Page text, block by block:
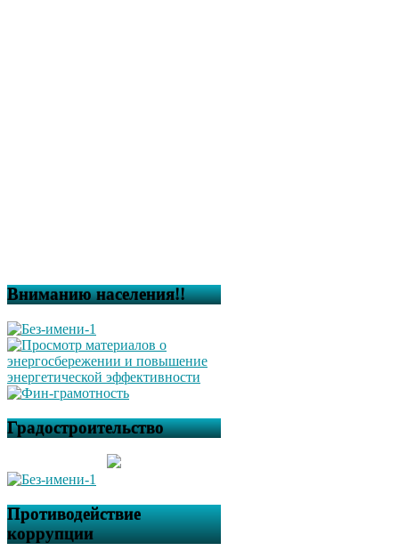
Вниманию населения!!
Градостроительство
Противодействие
коррупции